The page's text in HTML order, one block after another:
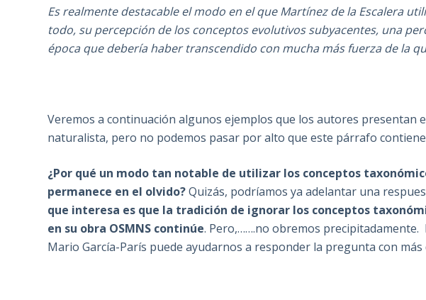
Es realmente destacable el modo en el que Martínez de la Escalera
todo, su percepción de los conceptos evolutivos subyacentes, una
época que debería haber transcendido con mucha más fuerza de la
Veremos a continuación algunos ejemplos que los autores presentan
naturalista, pero no podemos pasar por alto que este párrafo
¿Por qué un modo tan notable de utilizar los conceptos
permanece en el olvido?Quizás, podríamos ya adelantar una
que interesa es que la tradición de ignorar los conceptos
en su obra OSMNS continúe. Pero,…….no obremos precipitadamente.
Mario García-París puede ayudarnos a responder la pregunta con